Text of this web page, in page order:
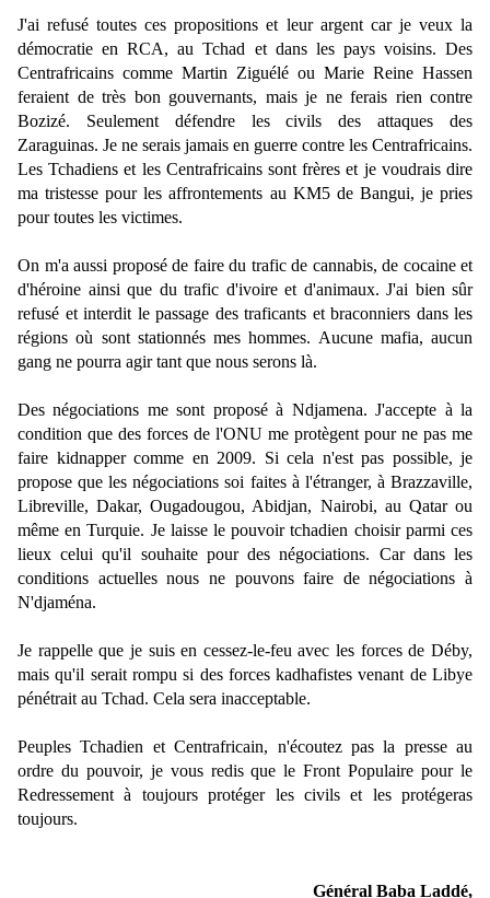
J'ai refusé toutes ces propositions et leur argent car je veux la
démocratie en RCA, au Tchad et dans les pays voisins. Des
Centrafricains comme Martin Ziguélé ou Marie Reine Hassen
feraient de très bon gouvernants, mais je ne ferais rien contre
Bozizé. Seulement défendre les civils des attaques des
Zaraguinas. Je ne serais jamais en guerre contre les Centrafricains.
Les Tchadiens et les Centrafricains sont frères et je voudrais dire
ma tristesse pour les affrontements au KM5 de Bangui, je pries
pour toutes les victimes.
On m'a aussi proposé de faire du trafic de cannabis, de cocaine et
d'héroine ainsi que du trafic d'ivoire et d'animaux. J'ai bien sûr
refusé et interdit le passage des traficants et braconniers dans les
régions où sont stationnés mes hommes. Aucune mafia, aucun
gang ne pourra agir tant que nous serons là.
Des négociations me sont proposé à Ndjamena. J'accepte à la
condition que des forces de l'ONU me protègent pour ne pas me
faire kidnapper comme en 2009. Si cela n'est pas possible, je
propose que les négociations soi faites à l'étranger, à Brazzaville,
Libreville, Dakar, Ougadougou, Abidjan, Nairobi, au Qatar ou
même en Turquie. Je laisse le pouvoir tchadien choisir parmi ces
lieux celui qu'il souhaite pour des négociations. Car dans les
conditions actuelles nous ne pouvons faire de négociations à
N'djaména.
Je rappelle que je suis en cessez-le-feu avec les forces de Déby,
mais qu'il serait rompu si des forces kadhafistes venant de Libye
pénétrait au Tchad. Cela sera inacceptable.
Peuples Tchadien et Centrafricain, n'écoutez pas la presse au
ordre du pouvoir, je vous redis que le Front Populaire pour le
Redressement à toujours protéger les civils et les protégeras
toujours.
Général Baba Laddé,